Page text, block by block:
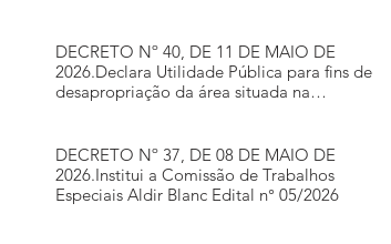
DECRETO Nº 40, DE 11 DE MAIO DE
2026.Declara Utilidade Pública para fins de
desapropriação da área situada na
DECRETO Nº 37, DE 08 DE MAIO DE
2026.Institui a Comissão de Trabalhos
Especiais Aldir Blanc Edital n° 05/2026